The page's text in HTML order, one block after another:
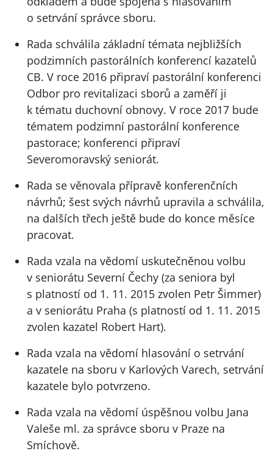
o setrvání správce sboru.
Rada schválila základní témata nejbližších
podzimních pastorálních konferencí kazatelů
CB. V roce 2016 připraví pastorální konferenci
Odbor pro revitalizaci sborů a zaměří ji
k tématu duchovní obnovy. V roce 2017 bude
tématem podzimní pastorální konference
pastorace; konferenci připraví
Severomoravský seniorát.
Rada se věnovala přípravě konferenčních
návrhů; šest svých návrhů upravila a schválila,
na dalších třech ještě bude do konce měsíce
pracovat.
Rada vzala na vědomí uskutečněnou volbu
v seniorátu Severní Čechy (za seniora byl
s platností od 1. 11. 2015 zvolen Petr Šimmer)
a v seniorátu Praha (s platností od 1. 11. 2015
zvolen kazatel Robert Hart).
Rada vzala na vědomí hlasování o setrvání
kazatele na sboru v Karlových Varech, setrvání
kazatele bylo potvrzeno.
Rada vzala na vědomí úspěšnou volbu Jana
Valeše ml. za správce sboru v Praze na
Smíchově.